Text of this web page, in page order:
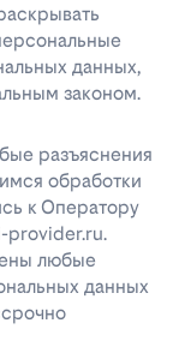
данных,
законом.
разъяснения
обработки
к Оператору
provider.ru.
любые
данных